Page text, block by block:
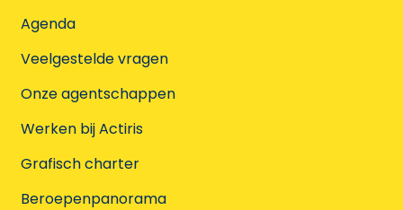
Agenda
Veelgestelde vragen
Onze agentschappen
Werken bij Actiris
Grafisch charter
Beroepenpanorama